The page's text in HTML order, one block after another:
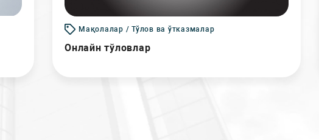
Мақолалар / Тўлов ва ўтказмалар
Онлайн тўловлар